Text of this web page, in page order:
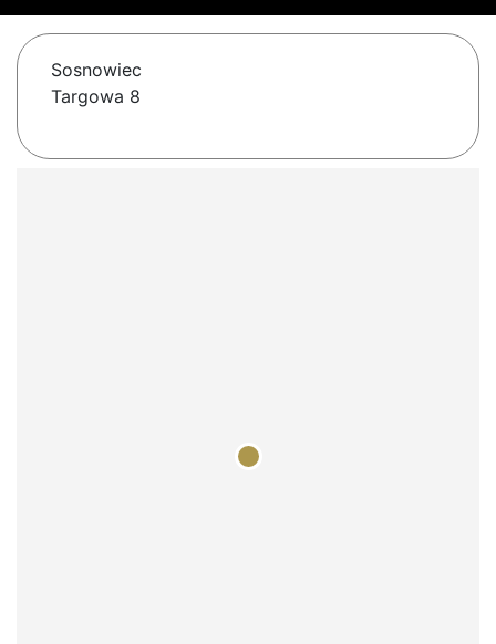
Sosnowiec
Targowa 8